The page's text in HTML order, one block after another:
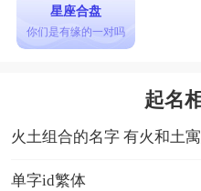
5、就宋脑白金、长
梅、邵壮不努力、兔牙
6、吴辣不欢、对方
田、一张葱油饼、蓝
主。
星座合盘
你们是有缘的一对吗
起名
火土组合的名字 有火和土
单字id繁体